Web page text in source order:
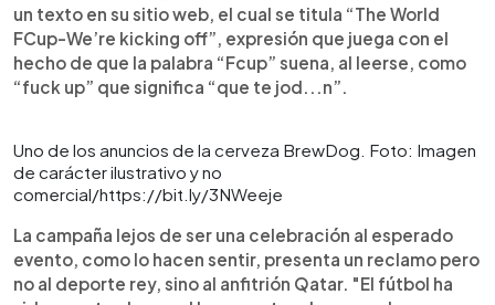
un texto en su sitio web, el cual se titula “The World
FCup-We’re kicking off”, expresión que juega con el
hecho de que la palabra “Fcup” suena, al leerse, como
“fuck up” que significa “que te jod...n”.
Uno de los anuncios de la cerveza BrewDog. Foto: Imagen
de carácter ilustrativo y no
comercial/https://bit.ly/3NWeeje
La campaña lejos de ser una celebración al esperado
evento, como lo hacen sentir, presenta un reclamo pero
no al deporte rey, sino al anfitrión Qatar. "El fútbol ha